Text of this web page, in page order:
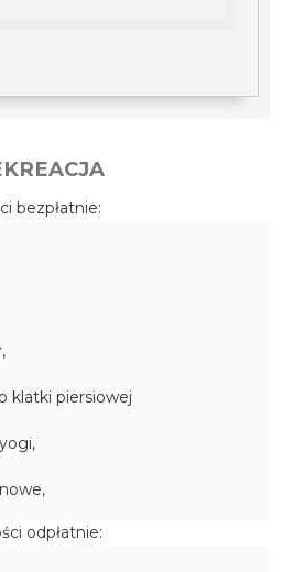
bezpłatnie:
klatki piersiowej
odpłatnie: